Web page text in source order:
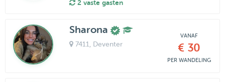
2 vaste gasten
Sharona
7411 , Deventer
VANAF
€ 30
PER WANDELING